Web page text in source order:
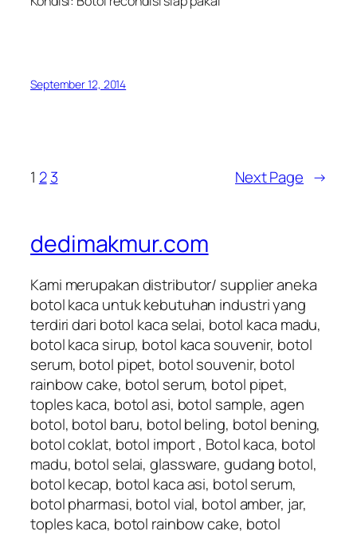
September 12, 2014
1 2 3 Next Page →
dedimakmur.com
Kami merupakan distributor/ supplier aneka
botol kaca untuk kebutuhan industri yang
terdiri dari botol kaca selai, botol kaca madu,
botol kaca sirup, botol kaca souvenir, botol
serum, botol pipet, botol souvenir, botol
rainbow cake, botol serum, botol pipet,
toples kaca, botol asi, botol sample, agen
botol, botol baru, botol beling, botol bening,
botol coklat, botol import , Botol kaca, botol
madu, botol selai, glassware, gudang botol,
botol kecap, botol kaca asi, botol serum,
botol pharmasi, botol vial, botol amber, jar,
toples kaca, botol rainbow cake, botol